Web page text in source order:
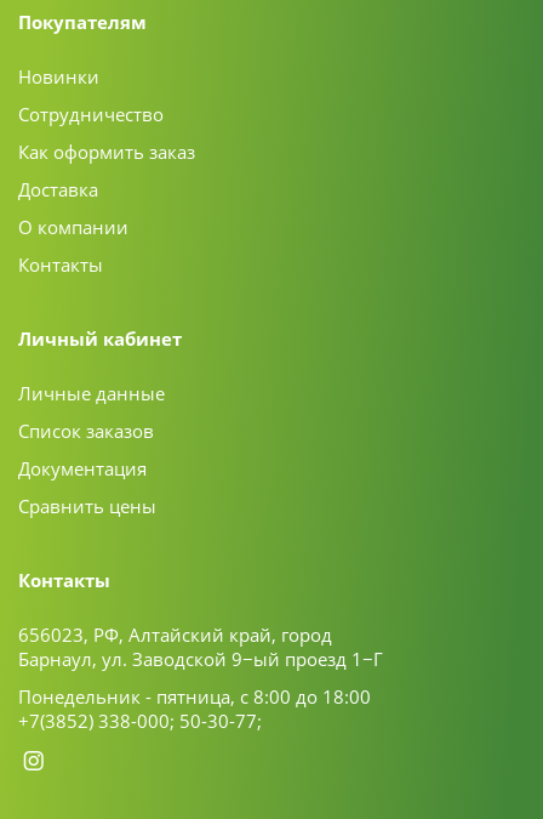
Покупателям
Новинки
Сотрудничество
Как оформить заказ
Доставка
О компании
Контакты
Личный кабинет
Личные данные
Список заказов
Документация
Сравнить цены
Контакты
656023, РФ, Алтайский край, город
Барнаул, ул. Заводской 9−ый проезд 1−Г
Понедельник - пятница, с 8:00 до 18:00
+7(3852) 338-000; 50-30-77;